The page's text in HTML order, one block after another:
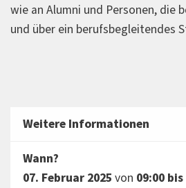
wie an Alumni und Personen, die
und über ein berufsbegleitendes
Weitere Informationen
Wann?
07. Februar 2025 von 09:00